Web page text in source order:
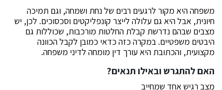
משפחה היא מקור לרגעים רבים של נחת ושמחה, וגם תמיכה
חיונית, אבל היא גם עלולה לייצר קונפליקטים וסכסוכים. לכן, יש
מצבים שבהם נדרשת קבלת החלטות מורכבות, שכוללות גם
היבטים משפטיים. במקרה כזה כדאי כמובן לקבל הכוונה
מקצועית, והכתובת היא עורך דין מומחה לדיני משפחה.
האם להתגרש ובאילו תנאים?
מצב רגיש אחד שמחייב